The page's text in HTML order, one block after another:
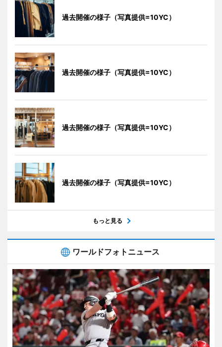
過去開催の様子（写真提供=10YC）
過去開催の様子（写真提供=10YC）
過去開催の様子（写真提供=10YC）
過去開催の様子（写真提供=10YC）
もっと見る
ワールドフォトニュース